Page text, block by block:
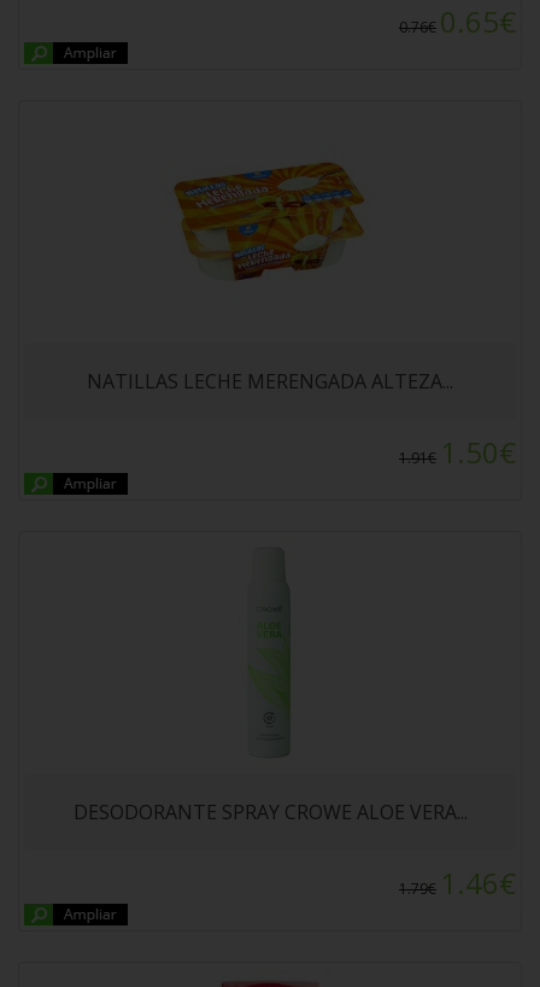
0.76€ 0.65€
NATILLAS LECHE MERENGADA ALTEZA...
1.91€ 1.50€
DESODORANTE SPRAY CROWE ALOE VERA...
1.79€ 1.46€